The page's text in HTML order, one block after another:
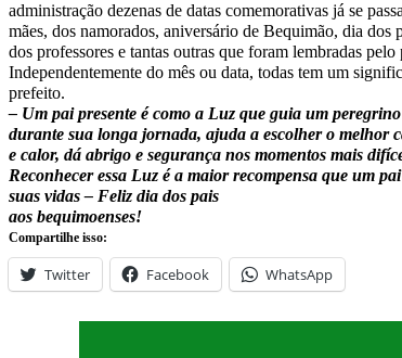
administração dezenas de datas comemorativas já se
mães, dos namorados, aniversário de Bequimão, dia dos
dos professores e tantas outras que foram lembradas pelo
Independentemente do mês ou data, todas tem um
prefeito.
– Um pai presente é como a Luz que guia um peregrino
durante sua longa jornada, ajuda a escolher o melhor
e calor, dá abrigo e segurança nos momentos mais
Reconhecer essa Luz é a maior recompensa que um
suas vidas – Feliz dia dos pais
aos bequimoenses!
Compartilhe isso:
Twitter Facebook WhatsApp